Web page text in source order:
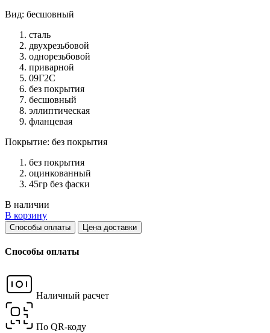
Вид: бесшовный
сталь
двухрезьбовой
однорезьбовой
приварной
09Г2С
без покрытия
бесшовный
эллиптическая
фланцевая
Покрытие: без покрытия
без покрытия
оцинкованный
45гр без фаски
В наличии
В корзину
Способы оплаты Цена доставки
Способы оплаты
Наличный расчет
По QR-коду